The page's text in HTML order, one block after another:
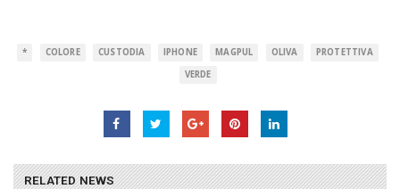
* COLORE CUSTODIA IPHONE MAGPUL OLIVA
PROTETTIVA
VERDE
RELATED NEWS